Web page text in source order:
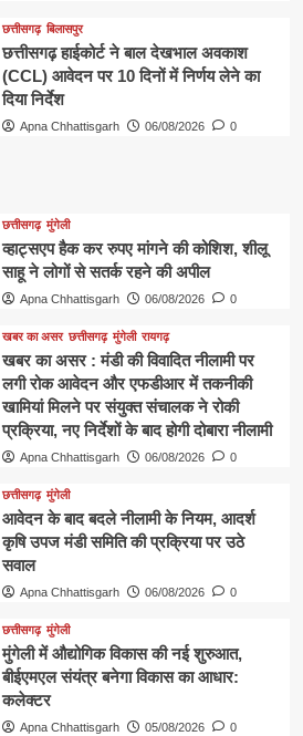
छत्तीसगढ़ बिलासपुर
छत्तीसगढ़ हाईकोर्ट ने बाल देखभाल अवकाश
(CCL) आवेदन पर 10 दिनों में निर्णय लेने का
दिया निर्देश
Apna Chhattisgarh 06/08/2026 0
छत्तीसगढ़ मुंगेली
व्हाट्सएप हैक कर रुपए मांगने की कोशिश, शीलू
साहू ने लोगों से सतर्क रहने की अपील
Apna Chhattisgarh 06/08/2026 0
खबर का असर छत्तीसगढ़ मुंगेली रायगढ़
खबर का असर : मंडी की विवादित नीलामी पर
लगी रोक आवेदन और एफडीआर में तकनीकी
खामियां मिलने पर संयुक्त संचालक ने रोकी
प्रक्रिया, नए निर्देशों के बाद होगी दोबारा नीलामी
Apna Chhattisgarh 06/08/2026 0
छत्तीसगढ़ मुंगेली
आवेदन के बाद बदले नीलामी के नियम, आदर्श
कृषि उपज मंडी समिति की प्रक्रिया पर उठे
सवाल
Apna Chhattisgarh 06/08/2026 0
छत्तीसगढ़ मुंगेली
मुंगेली में औद्योगिक विकास की नई शुरुआत,
बीईएमएल संयंत्र बनेगा विकास का आधार:
कलेक्टर
Apna Chhattisgarh 05/08/2026 0